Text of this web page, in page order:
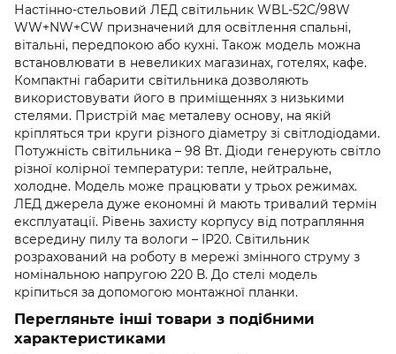
Настінно-стельовий ЛЕД світильник WBL-52C/98W
WW+NW+CW призначений для освітлення спальні,
вітальні, передпокою або кухні. Також модель можна
встановлювати в невеликих магазинах, готелях, кафе.
Компактні габарити світильника дозволяють
використовувати його в приміщеннях з низькими
стелями. Пристрій має металеву основу, на якій
кріпляться три круги різного діаметру зі світлодіодами.
Потужність світильника – 98 Вт. Діоди генерують світло
різної колірної температури: тепле, нейтральне,
холодне. Модель може працювати у трьох режимах.
ЛЕД джерела дуже економні й мають тривалий термін
експлуатації. Рівень захисту корпусу від потрапляння
всередину пилу та вологи – ІР20. Світильник
розрахований на роботу в мережі змінного струму з
номінальною напругою 220 В. До стелі модель
кріпиться за допомогою монтажної планки.
Перегляньте інші товари з подібними
характеристиками